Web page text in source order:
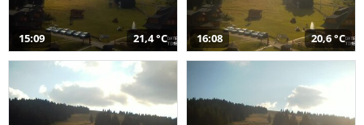
15:09 21,4 °C 16:08 20,6 °C